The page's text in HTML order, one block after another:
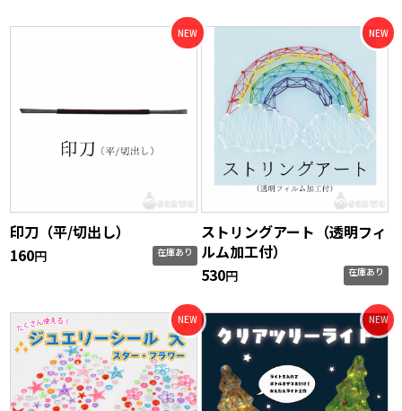
印刀（平/切出し）
160円 在庫あり
ストリングアート（透明フィ
ルム加工付）
530円 在庫あり